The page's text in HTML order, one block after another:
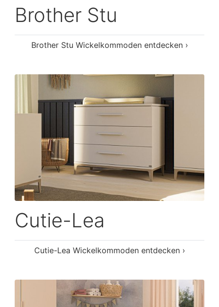
Brother Stu
Brother Stu Wickelkommoden entdecken ›
Cutie-Lea
Cutie-Lea Wickelkommoden entdecken ›